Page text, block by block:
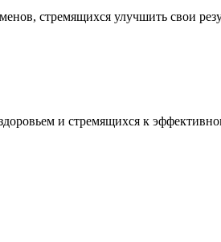
стремящихся улучшить свои
и стремящихся к